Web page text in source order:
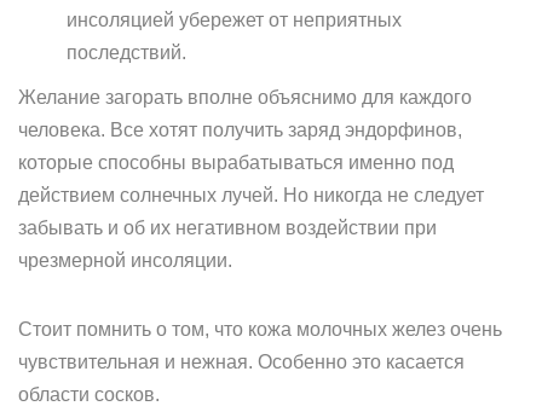
инсоляцией убережет от неприятных
последствий.
Желание загорать вполне объяснимо для каждого
человека. Все хотят получить заряд эндорфинов,
которые способны вырабатываться именно под
действием солнечных лучей. Но никогда не следует
забывать и об их негативном воздействии при
чрезмерной инсоляции.
Стоит помнить о том, что кожа молочных желез очень
чувствительная и нежная. Особенно это касается
области сосков.